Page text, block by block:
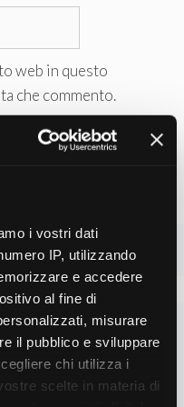
i vostri dati
IP, utilizzando
e accedere
al fine di
misurare
il pubblico e sviluppare
chi utilizza i
scelte in materia di
web in questo
che commento.